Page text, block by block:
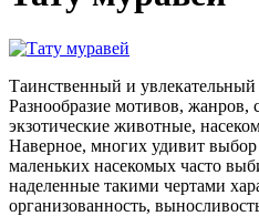
Таинственный и
Разнообразие мотивов,
экзотические животные,
Наверное, многих удивит выбор
маленьких насекомых часто
наделенные такими чертами
организованность,